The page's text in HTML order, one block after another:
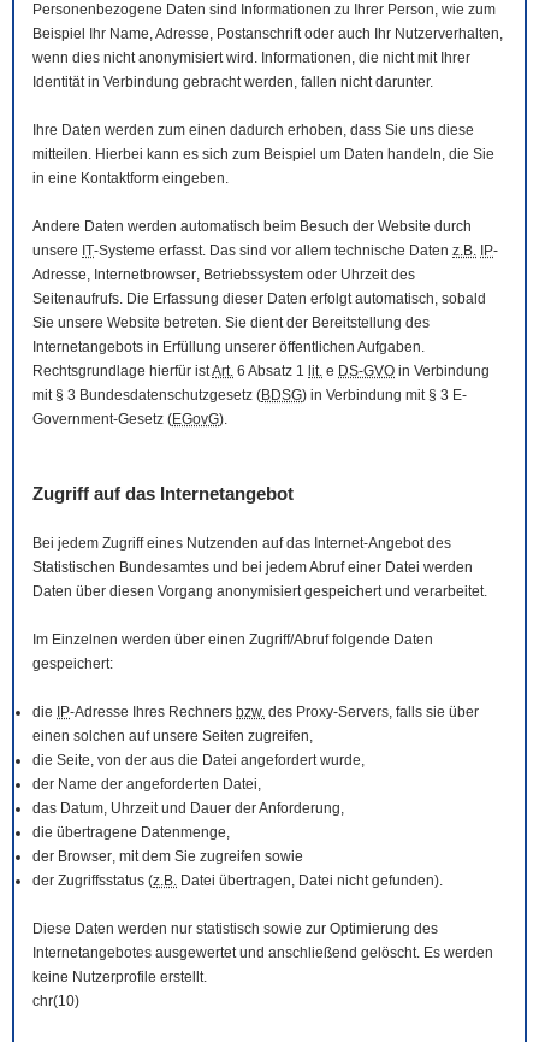
Personenbezogene Daten sind Informationen zu Ihrer Person, wie zum
Beispiel Ihr Name, Adresse, Postanschrift oder auch Ihr Nutzerverhalten,
wenn dies nicht anonymisiert wird. Informationen, die nicht mit Ihrer
Identität in Verbindung gebracht werden, fallen nicht darunter.
Ihre Daten werden zum einen dadurch erhoben, dass Sie uns diese
mitteilen. Hierbei kann es sich zum Beispiel um Daten handeln, die Sie
in eine Kontaktform eingeben.
Andere Daten werden automatisch beim Besuch der Website durch
unsere IT-Systeme erfasst. Das sind vor allem technische Daten z.B. IP-
Adresse, Internetbrowser, Betriebssystem oder Uhrzeit des
Seitenaufrufs. Die Erfassung dieser Daten erfolgt automatisch, sobald
Sie unsere Website betreten. Sie dient der Bereitstellung des
Internetangebots in Erfüllung unserer öffentlichen Aufgaben.
Rechtsgrundlage hierfür istArt. 6 Absatz 1 lit. e DS-GVO in Verbindung
mit § 3 Bundesdatenschutzgesetz (BDSG) in Verbindung mit § 3 E-
Government-Gesetz (EGovG).
Zugriff auf das Internetangebot
Bei jedem Zugriff eines Nutzenden auf das Internet-Angebot des
Statistischen Bundesamtes und bei jedem Abruf einer Datei werden
Daten über diesen Vorgang anonymisiert gespeichert und verarbeitet.
Im Einzelnen werden über einen Zugriff/Abruf folgende Daten
gespeichert:
die IP-Adresse Ihres Rechners bzw. des Proxy-Servers, falls sie über
einen solchen auf unsere Seiten zugreifen,
die Seite, von der aus die Datei angefordert wurde,
der Name der angeforderten Datei,
das Datum, Uhrzeit und Dauer der Anforderung,
die übertragene Datenmenge,
der Browser, mit dem Sie zugreifen sowie
der Zugriffsstatus (z.B. Datei übertragen, Datei nicht gefunden).
Diese Daten werden nur statistisch sowie zur Optimierung des
Internetangebotes ausgewertet und anschließend gelöscht. Es werden
keine Nutzerprofile erstellt.
chr(10)